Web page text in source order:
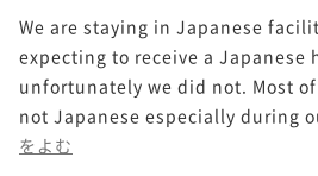
We are staying in Japanese
expecting to receive a
unfortunately we did not. Most
not Japanese especially during
をよむ